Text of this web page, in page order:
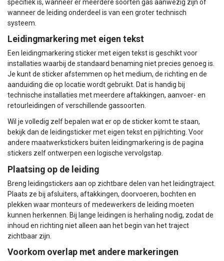
specifiek is, wanneer er meerdere soorten gas aanwezig zijn of
wanneer de leiding onderdeel is van een groter technisch
systeem.
Leidingmarkering met eigen tekst
Een leidingmarkering sticker met eigen tekst is geschikt voor
installaties waarbij de standaard benaming niet precies genoeg is.
Je kunt de sticker afstemmen op het medium, de richting en de
aanduiding die op locatie wordt gebruikt. Dat is handig bij
technische installaties met meerdere aftakkingen, aanvoer- en
retourleidingen of verschillende gassoorten.
Wil je volledig zelf bepalen wat er op de sticker komt te staan,
bekijk dan de leidingsticker met eigen tekst en pijlrichting. Voor
andere maatwerkstickers buiten leidingmarkering is de pagina
stickers zelf ontwerpen een logische vervolgstap.
Plaatsing op de leiding
Breng leidingstickers aan op zichtbare delen van het leidingtraject.
Plaats ze bij afsluiters, aftakkingen, doorvoeren, bochten en
plekken waar monteurs of medewerkers de leiding moeten
kunnen herkennen. Bij lange leidingen is herhaling nodig, zodat de
inhoud en richting niet alleen aan het begin van het traject
zichtbaar zijn.
Voorkom overlap met andere markeringen